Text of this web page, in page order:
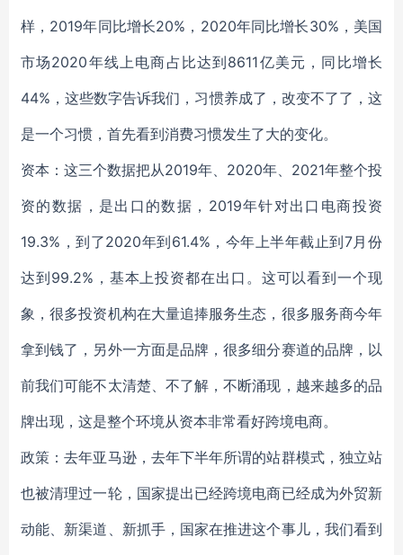
样，2019年同比增长20%，2020年同比增长30%，美国
市场2020年线上电商占比达到8611亿美元，同比增长
44%，这些数字告诉我们，习惯养成了，改变不了了，这
是一个习惯，首先看到消费习惯发生了大的变化。
资本：这三个数据把从2019年、2020年、2021年整个投
资的数据，是出口的数据，2019年针对出口电商投资
19.3%，到了2020年到61.4%，今年上半年截止到7月份
达到99.2%，基本上投资都在出口。这可以看到一个现
象，很多投资机构在大量追捧服务生态，很多服务商今年
拿到钱了，另外一方面是品牌，很多细分赛道的品牌，以
前我们可能不太清楚、不了解，不断涌现，越来越多的品
牌出现，这是整个环境从资本非常看好跨境电商。
政策：去年亚马逊，去年下半年所谓的站群模式，独立站
也被清理过一轮，国家提出已经跨境电商已经成为外贸新
动能、新渠道、新抓手，国家在推进这个事儿，我们看到